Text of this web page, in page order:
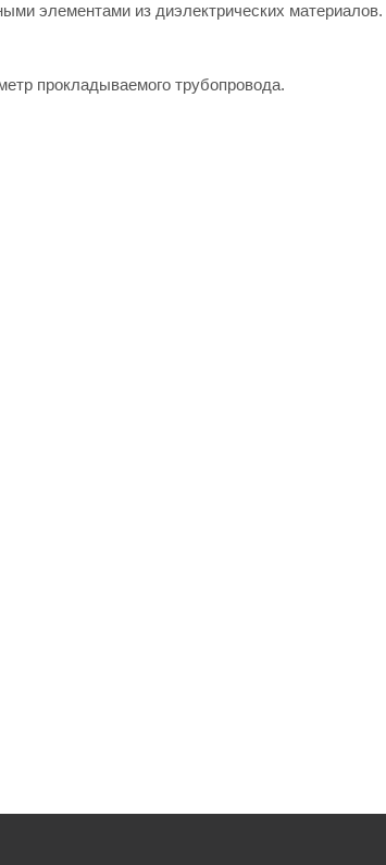
элементами из диэлектрических
прокладываемого трубопровода.